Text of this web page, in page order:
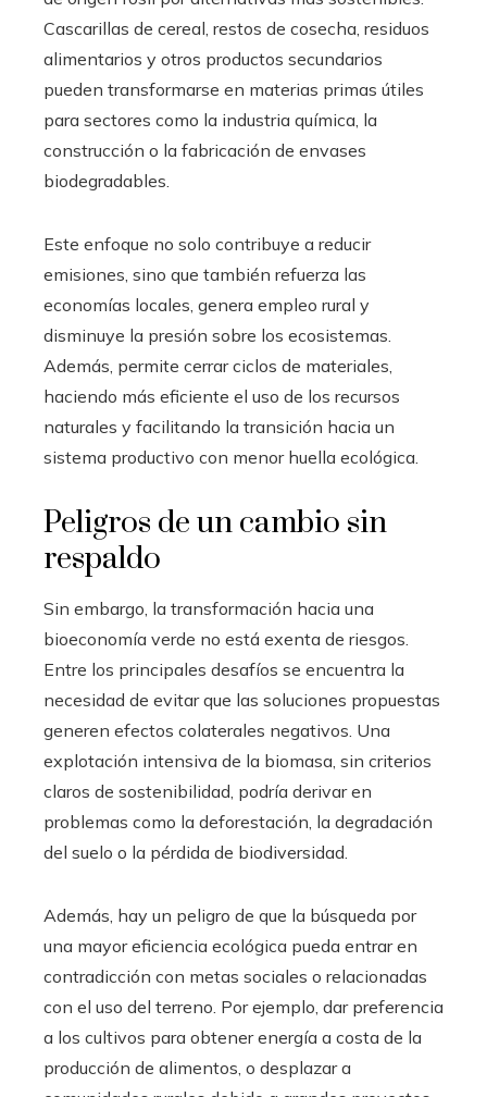
Cascarillas de cereal, restos de cosecha, residuos
alimentarios y otros productos secundarios
pueden transformarse en materias primas útiles
para sectores como la industria química, la
construcción o la fabricación de envases
biodegradables.
Este enfoque no solo contribuye a reducir
emisiones, sino que también refuerza las
economías locales, genera empleo rural y
disminuye la presión sobre los ecosistemas.
Además, permite cerrar ciclos de materiales,
haciendo más eficiente el uso de los recursos
naturales y facilitando la transición hacia un
sistema productivo con menor huella ecológica.
Peligros de un cambio sin
respaldo
Sin embargo, la transformación hacia una
bioeconomía verde no está exenta de riesgos.
Entre los principales desafíos se encuentra la
necesidad de evitar que las soluciones propuestas
generen efectos colaterales negativos. Una
explotación intensiva de la biomasa, sin criterios
claros de sostenibilidad, podría derivar en
problemas como la deforestación, la degradación
del suelo o la pérdida de biodiversidad.
Además, hay un peligro de que la búsqueda por
una mayor eficiencia ecológica pueda entrar en
contradicción con metas sociales o relacionadas
con el uso del terreno. Por ejemplo, dar preferencia
a los cultivos para obtener energía a costa de la
producción de alimentos, o desplazar a